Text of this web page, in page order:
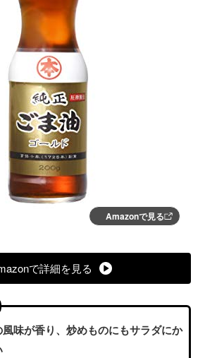
Amazonで見る
で詳細を見る
味が香り、炒めものにもサラダにか